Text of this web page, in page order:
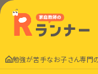
勉強が苦手なお子さん専